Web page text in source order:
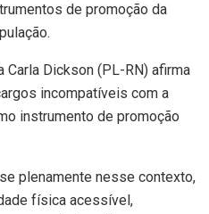
de promoção da
Carla Dickson (PL-RN) afirma
incompatíveis com a
instrumento de promoção
plenamente nesse contexto,
física acessível,